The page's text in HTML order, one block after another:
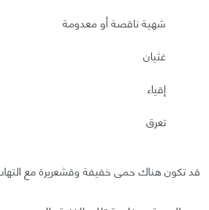
شهية ناقصة أو معدومة
غثيان
إقياء
تعرق
قد تكون هناك حمى خفيفة وقشعريرة مع التهاب